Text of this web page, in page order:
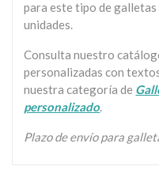
para este tipo de
unidades.
Consulta nuestro
personalizadas con
nuestra categoría de
personalizado.
Plazo de envío para